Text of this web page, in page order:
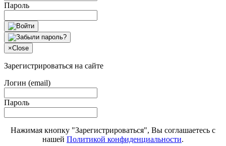
Пароль
×Close
Зарегистрироваться на сайте
Логин (email)
Пароль
Нажимая кнопку "Зарегистрироваться", Вы соглашаетесь с
нашей Политикой конфиденциальности.